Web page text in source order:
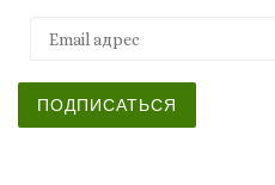
ПОДПИСАТЬСЯ